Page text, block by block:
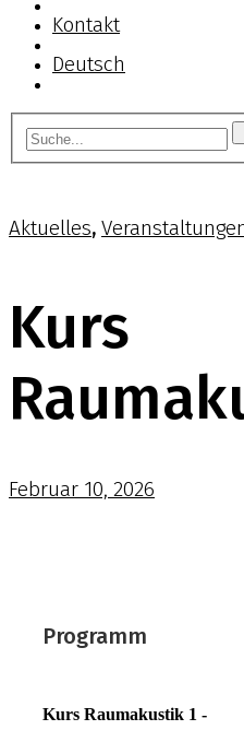
Kontakt
Deutsch
Aktuelles,
Kurs
Februar 10, 2026
Programm
Kurs Raumakustik 1 -